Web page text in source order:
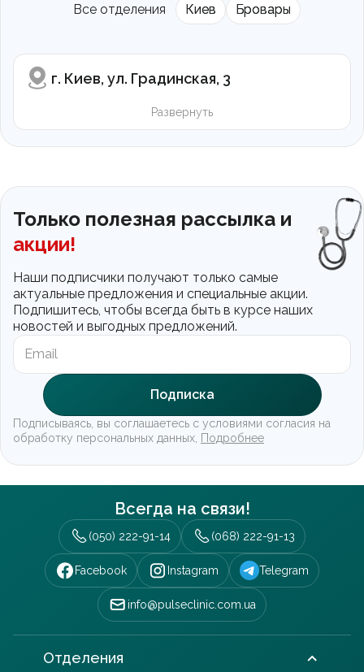
Все отделения Киев Бровары
г. Киев, ул. Градинская, 3
Развернуть
Только полезная рассылка и
акции!
Наши подписчики получают только самые
актуальные предложения и специальные акции.
Подпишитесь, чтобы всегда быть в курсе наших
новостей и выгодных предложений.
Подписываясь, вы соглашаетесь с условиями согласия на
обработку персональных данных, Подробнее
Подписка
Всегда на связи!
info@pulseclinic.com.ua
(050) 222-91-14 (068) 222-91-13
Facebook Instagram Telegram
Отделения